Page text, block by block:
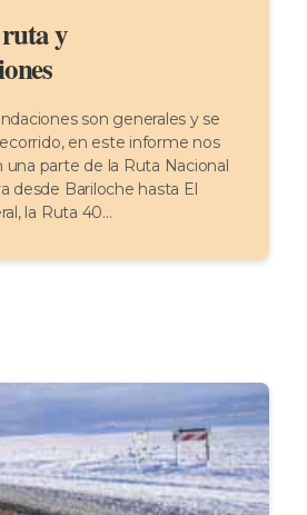
y
son generales y se
en este informe nos
una parte de la Ruta Nacional
desde Bariloche hasta El
la Ruta 40...